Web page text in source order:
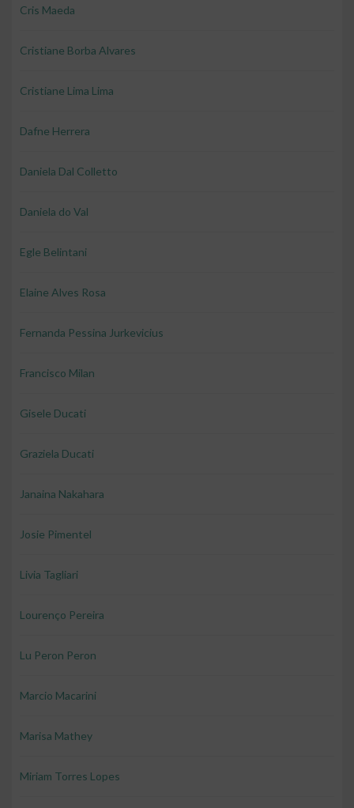
Cris Maeda
Cristiane Borba Alvares
Cristiane Lima Lima
Dafne Herrera
Daniela Dal Colletto
Daniela do Val
Egle Belintani
Elaine Alves Rosa
Fernanda Pessina Jurkevicius
Francisco Milan
Gisele Ducati
Graziela Ducati
Janaina Nakahara
Josie Pimentel
Livia Tagliari
Lourenço Pereira
Lu Peron Peron
Marcio Macarini
Marisa Mathey
Miriam Torres Lopes